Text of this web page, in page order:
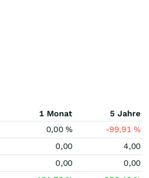
1 Monat
5 Jahre
0,00% -99,91%
0,00
4,00
0,00
0,00